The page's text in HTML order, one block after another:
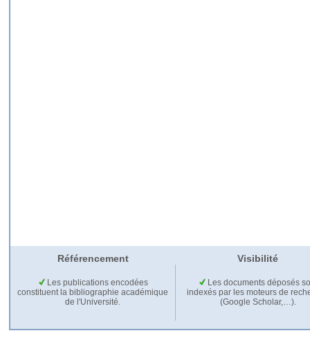
Référencement Visibilité
Les publications encodées
constituent la bibliographie académique
de l'Université.
Les documents déposés
indexés par les moteurs de
(Google Scholar,…).